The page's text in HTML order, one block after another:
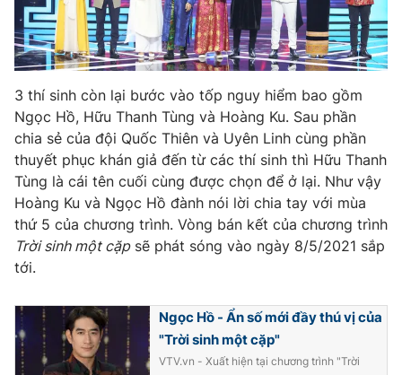
3 thí sinh còn lại bước vào tốp nguy hiểm bao gồm
Ngọc Hồ, Hữu Thanh Tùng và Hoàng Ku. Sau phần
chia sẻ của đội Quốc Thiên và Uyên Linh cùng phần
thuyết phục khán giả đến từ các thí sinh thì Hữu Thanh
Tùng là cái tên cuối cùng được chọn để ở lại. Như vậy
Hoàng Ku và Ngọc Hồ đành nói lời chia tay với mùa
thứ 5 của chương trình. Vòng bán kết của chương trình
Trời sinh một cặpsẽ phát sóng vào ngày 8/5/2021 sắp
tới.
Ngọc Hồ - Ẩn số mới đầy thú vị của
"Trời sinh một cặp"
VTV.vn - Xuất hiện tại chương trình "Trời